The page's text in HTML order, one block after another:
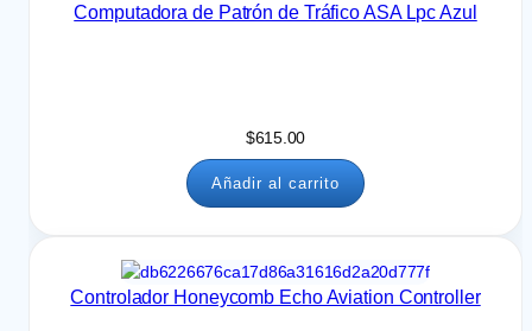
Computadora de Patrón de Tráfico ASA Lpc Azul
$615.00
Añadir al carrito
Controlador Honeycomb Echo Aviation Controller